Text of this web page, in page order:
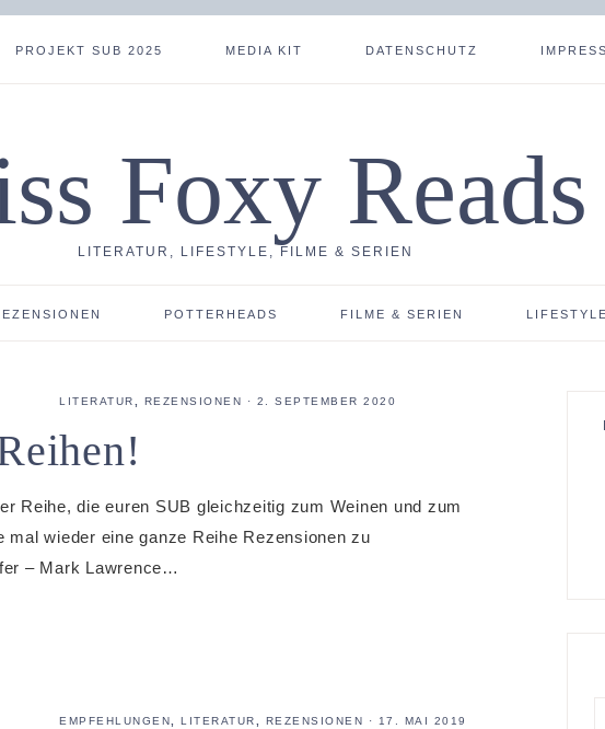
PROJEKT SUB 2025 MEDIA KIT DATENSCHUTZ
Foxy Reads
LITERATUR, LIFESTYLE, FILME & SERIEN
POTTERHEADS FILME & SERIEN LIFESTYLE
LITERATUR REZENSIONEN · 2. SEPTEMBER 2020
Reihe, die euren SUB gleichzeitig zum Weinen und zum
wieder eine ganze Reihe Rezensionen zu
– Mark Lawrence…
EMPFEHLUNGEN LITERATUR REZENSIONEN · 17. MAI 2019